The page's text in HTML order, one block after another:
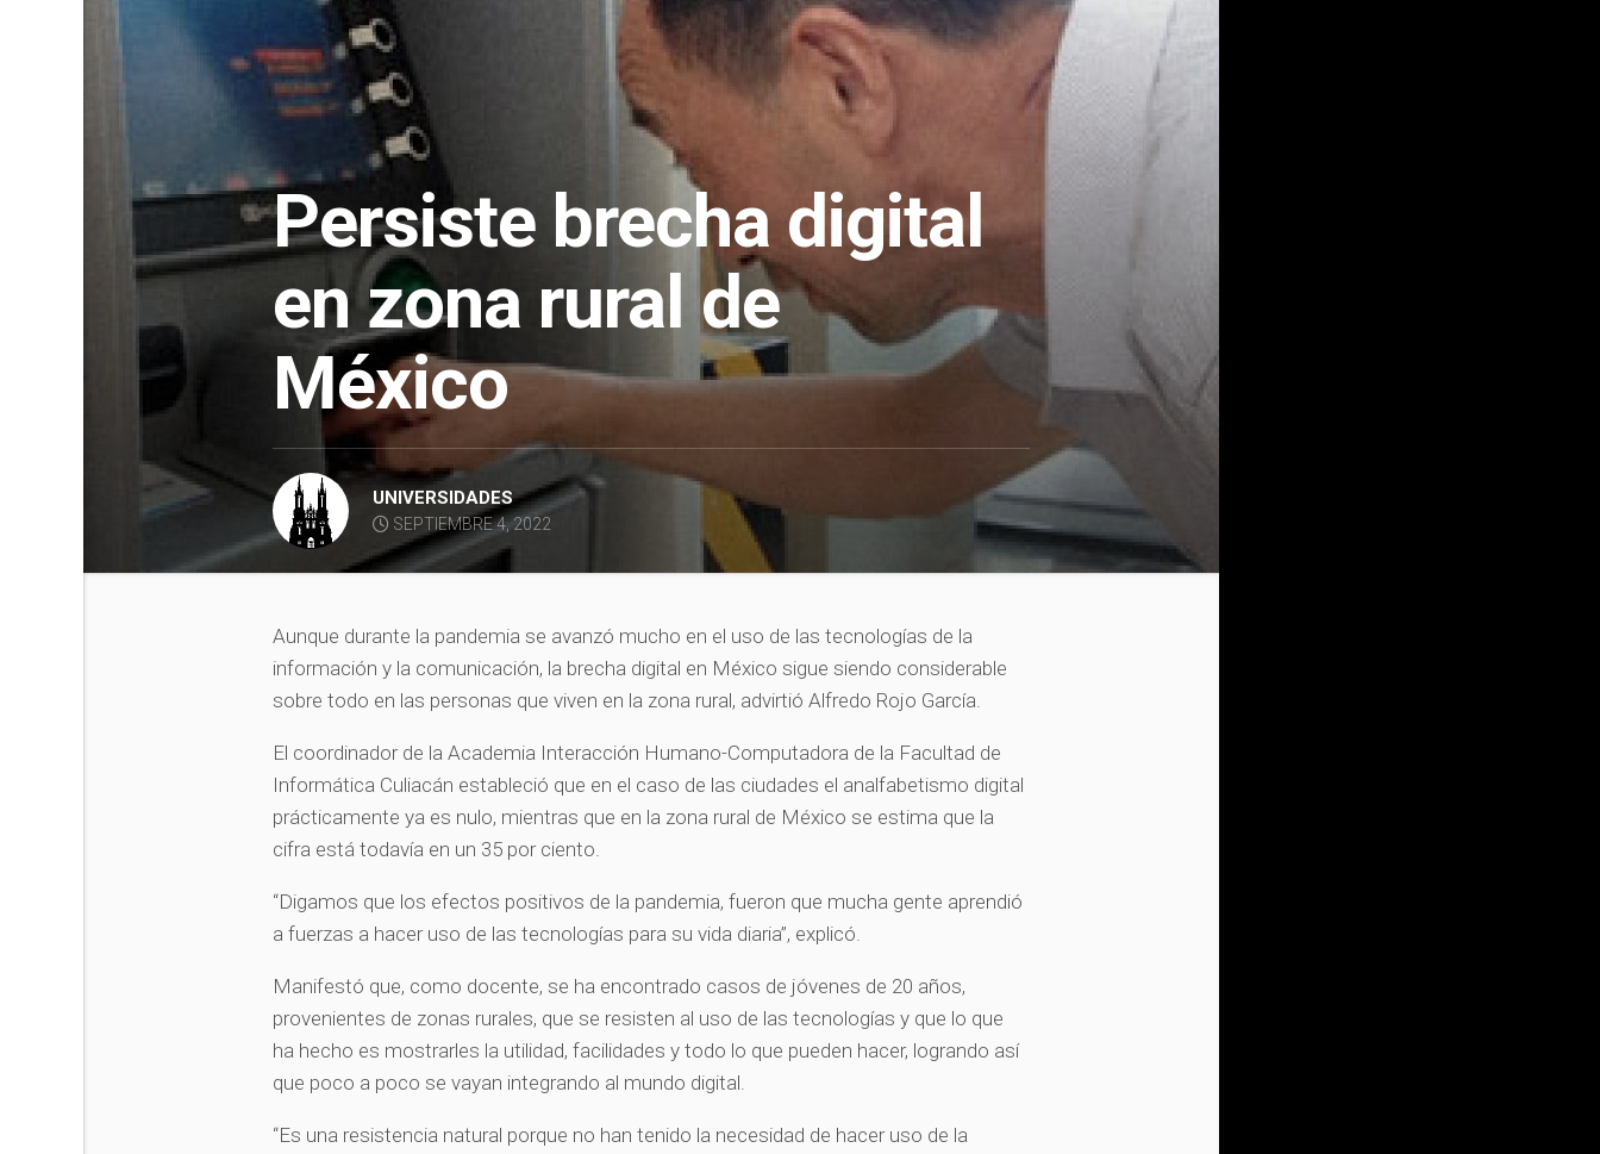
Persiste brecha digital
en zona rural de
México
UNIVERSIDADES
SEPTIEMBRE 4, 2022
Aunque durante la pandemia se avanzó mucho en el uso de las tecnologías de la
información y la comunicación, la brecha digital en México sigue siendo considerable
sobre todo en las personas que viven en la zona rural, advirtió Alfredo Rojo García.
El coordinador de la Academia Interacción Humano-Computadora de la Facultad de
Informática Culiacán estableció que en el caso de las ciudades el analfabetismo digital
prácticamente ya es nulo, mientras que en la zona rural de México se estima que la
cifra está todavía en un 35 por ciento.
“Digamos que los efectos positivos de la pandemia, fueron que mucha gente aprendió
a fuerzas a hacer uso de las tecnologías para su vida diaria”, explicó.
Manifestó que, como docente, se ha encontrado casos de jóvenes de 20 años,
provenientes de zonas rurales, que se resisten al uso de las tecnologías y que lo que
ha hecho es mostrarles la utilidad, facilidades y todo lo que pueden hacer, logrando así
que poco a poco se vayan integrando al mundo digital.
“Es una resistencia natural porque no han tenido la necesidad de hacer uso de la